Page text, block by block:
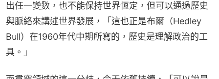
出任一變數，也不能保持世界恆定，但可以通過歷史
與脈絡來講述世界發展，「這也正是布爾（Hedley
Bull）在1960年代中期所寫的，歷史是理解政治的工
具。」